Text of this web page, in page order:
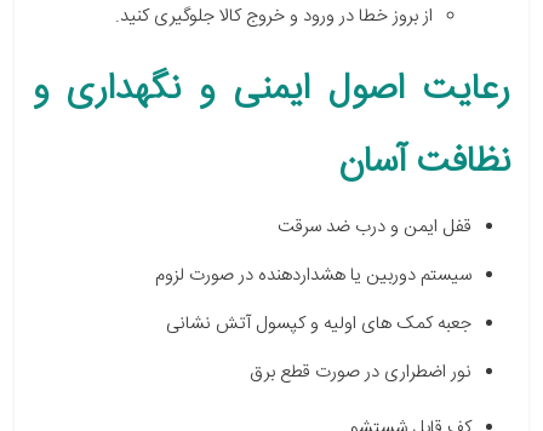
از بروز خطا در ورود و خروج کالا جلوگیری کنید.
رعایت اصول ایمنی و نگهداری و
نظافت آسان
قفل ایمن و درب ضد سرقت
سیستم دوربین یا هشداردهنده در صورت لزوم
جعبه کمک های اولیه و کپسول آتش نشانی
نور اضطراری در صورت قطع برق